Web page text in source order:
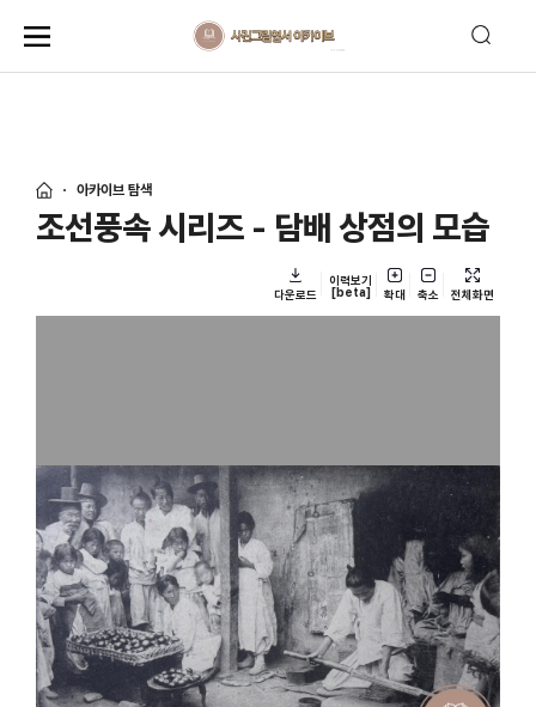
아카이브 탐색
조선풍속 시리즈 - 담배 상점의 모습
다운로드
이력보기
[beta]
확대 축소 전체화면